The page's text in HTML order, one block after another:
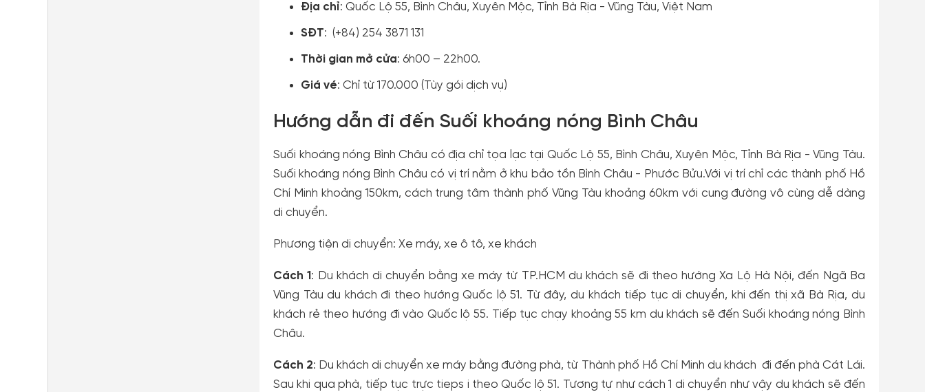
Địa chỉ: Quốc Lộ 55, Bình Châu, Xuyên Mộc, Tỉnh Bà Rịa - Vũng Tàu, Việt Nam
SĐT: (+84) 254 3871 131
Thời gian mở cửa: 6h00 – 22h00.
Giá vé: Chỉ từ 170.000 (Tùy gói dịch vụ)
Hướng dẫn đi đến Suối khoáng nóng Bình Châu
Suối khoáng nóng Bình Châu có địa chỉ tọa lạc tại Quốc Lộ 55, Bình Châu, Xuyên Mộc, Tỉnh Bà Rịa - Vũng Tàu.
Suối khoáng nóng Bình Châu có vị trí nằm ở khu bảo tồn Bình Châu - Phước Bửu.Với vị trí chỉ các thành phố Hồ
Chí Minh khoảng 150km, cách trung tâm thành phố Vũng Tàu khoảng 60km với cung đường vô cùng dễ dàng
di chuyển.
Phương tiện di chuyển: Xe máy, xe ô tô, xe khách
Cách 1 : Du khách di chuyển bằng xe máy từ TP.HCM du khách sẽ đi theo hướng Xa Lộ Hà Nội, đến Ngã Ba
Vũng Tàu du khách đi theo hướng Quốc lộ 51. Từ đây, du khách tiếp tục di chuyển, khi đến thị xã Bà Rịa, du
khách rẻ theo hướng đi vào Quốc lộ 55. Tiếp tục chạy khoảng 55 km du khách sẽ đến Suối khoáng nóng Bình
Châu.
Cách 2: Du khách di chuyển xe máy bằng đường phà, từ Thành phố Hồ Chí Minh du khách đi đến phà Cát Lái.
Sau khi qua phà, tiếp tục trực tieps i theo Quốc lộ 51. Tương tự như cách 1 di chuyển như vậy du khách sẽ đến